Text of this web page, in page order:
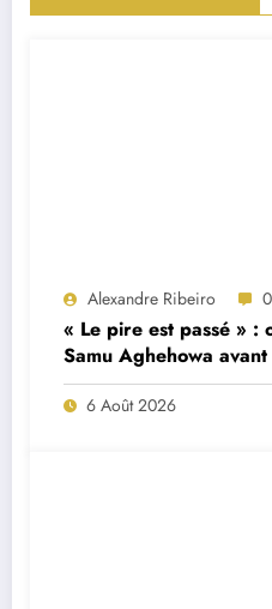
Alexandre Ribeiro 0
« Le pire est passé » :
Samu Aghehowa
Porto ?
6 Août 2026